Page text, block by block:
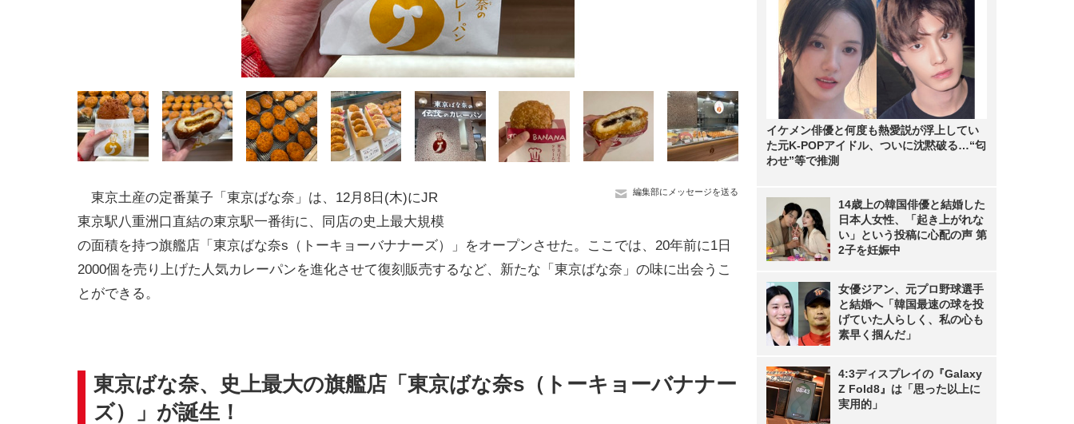
編集部にメッセージを送る
東京土産の定番菓子「東京ばな奈」は、12月8日(木)にJR
東京駅八重洲口直結の東京駅一番街に、同店の史上最大規模
の面積を持つ旗艦店「東京ばな奈s（トーキョーバナナーズ）」をオープンさせた。ここでは、20年前に1日
2000個を売り上げた人気カレーパンを進化させて復刻販売するなど、新たな「東京ばな奈」の味に出会うこ
とができる。
東京ばな奈、史上最大の旗艦店「東京ばな奈s（トーキョーバナナー
ズ）」が誕生！
イケメン俳優と何度も熱愛説が浮上してい
た元K-POPアイドル、ついに沈黙破る…“匂
わせ”等で推測
14歳上の韓国俳優と結婚した
日本人女性、「起き上がれな
い」という投稿に心配の声 第
2子を妊娠中
女優ジアン、元プロ野球選手
と結婚へ「韓国最速の球を投
げていた人らしく、私の心も
素早く掴んだ」
4:3ディスプレイの『Galaxy
Z Fold8』は「思った以上に
実用的」